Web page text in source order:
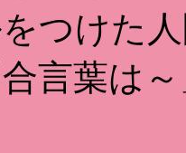
つけた
言葉は